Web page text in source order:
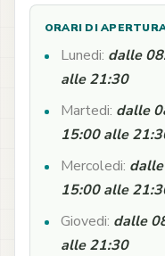
ORARI DI
Lunedi: dalle
alle 21:30
Martedi: dalle
15:00 alle
Mercoledi:
15:00 alle
Giovedi: dalle
alle 21:30